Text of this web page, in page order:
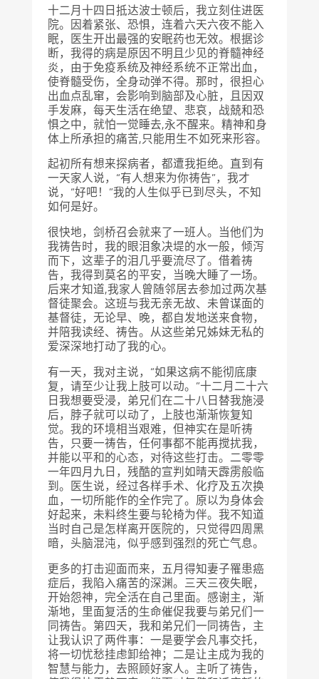
十二月十四日抵达波士顿后，我立刻住进医
院。因着紧张、恐惧，连着六天六夜不能入
眠，医生开出最强的安眠药也无效。根据诊
断，我得的病是原因不明且少见的脊髓神经
炎，由于免疫系统及神经系统不正常出血，
使脊髓受伤，全身动弹不得。那时，很担心
出血点乱窜，会影响到脑部及心脏，且因双
手发麻，每天生活在绝望、悲哀，战兢和恐
惧之中，就怕一觉睡去,永不醒来。精神和身
体上所承担的痛苦,只能用生不如死来形容。
起初所有想来探病者，都遭我拒绝。直到有
一天家人说，“有人想来为你祷告”，我才
说，“好吧！”我的人生似乎已到尽头，不知
如何是好。
很快地，剑桥召会就来了一班人。当他们为
我祷告时，我的眼泪象决堤的水一般，倾泻
而下，这辈子的泪几乎要流尽了。借着祷
告，我得到莫名的平安，当晚大睡了一场。
后来才知道,我家人曾随邻居去参加过两次基
督徒聚会。这班与我无亲无故、未曾谋面的
基督徒，无论早、晚，都自发地送来食物，
并陪我读经、祷告。从这些弟兄姊妹无私的
爱深深地打动了我的心。
有一天，我对主说，“如果这病不能彻底康
复，请至少让我上肢可以动。”十二月二十六
日我想要受浸，弟兄们在二十八日替我施浸
后，脖子就可以动了，上肢也渐渐恢复知
觉。我的环境相当艰难，但神实在是听祷
告，只要一祷告，任何事都不能再搅扰我，
并能以平和的心态，对待这些打击。二零零
一年四月九日，残酷的宣判如晴天霹雳般临
到。医生说，经过各样手术、化疗及五次换
血，一切所能作的全作完了。原以为身体会
好起来，未料终生要与轮椅为伴。我不知道
当时自己是怎样离开医院的，只觉得四周黑
暗，头脑混沌，似乎感到强烈的死亡气息。
更多的打击迎面而来，五月得知妻子罹患癌
症后，我陷入痛苦的深渊。三天三夜失眠，
开始怨神，完全活在自己里面。感谢主，渐
渐地，里面复活的生命催促我要与弟兄们一
同祷告。第四天，我和弟兄们一同祷告，主
让我认识了两件事：一是要学会凡事交托，
将一切忧愁挂虑卸给神；二是让主成为我的
智慧与能力，去照顾好家人。主听了祷告，